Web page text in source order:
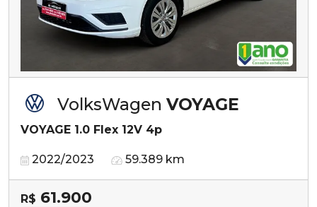
VolksWagen VOYAGE
VOYAGE 1.0 Flex 12V 4p
2022/2023 59.389 km
R$ 61.900